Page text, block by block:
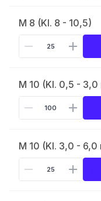
M 8 (Kl. 8 - 10,5)
M 10 (Kl. 0,5 - 3,0
M 10 (Kl. 3,0 - 6,0